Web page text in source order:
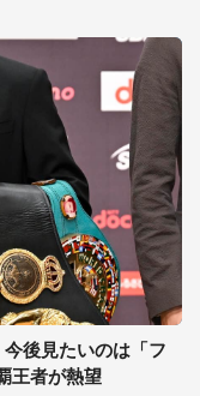
後見たいのは「フ
王者が熱望